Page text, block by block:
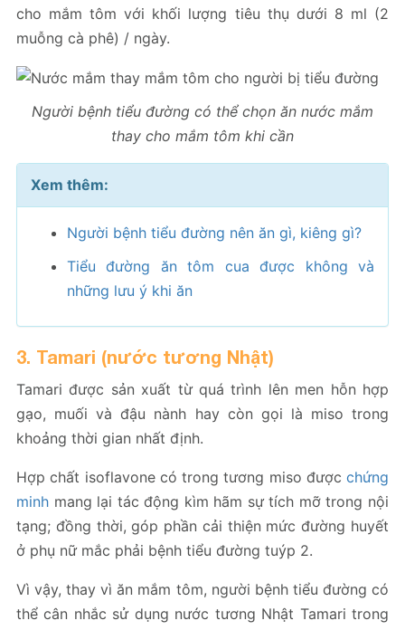
cho mắm tôm với khối lượng tiêu thụ dưới 8 ml (2
muỗng cà phê) / ngày.
Người bệnh tiểu đường có thể chọn ăn nước mắm
thay cho mắm tôm khi cần
Xem thêm:
Người bệnh tiểu đường nên ăn gì, kiêng gì?
Tiểu đường ăn tôm cua được không và
những lưu ý khi ăn
3. Tamari (nước tương Nhật)
Tamari được sản xuất từ quá trình lên men hỗn hợp
gạo, muối và đậu nành hay còn gọi là miso trong
khoảng thời gian nhất định.
Hợp chất isoflavone có trong tương miso được chứng
minh mang lại tác động kìm hãm sự tích mỡ trong nội
tạng; đồng thời, góp phần cải thiện mức đường huyết
ở phụ nữ mắc phải bệnh tiểu đường tuýp 2.
Vì vậy, thay vì ăn mắm tôm, người bệnh tiểu đường có
thể cân nhắc sử dụng nước tương Nhật Tamari trong